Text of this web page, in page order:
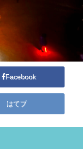
Facebook
はてブ